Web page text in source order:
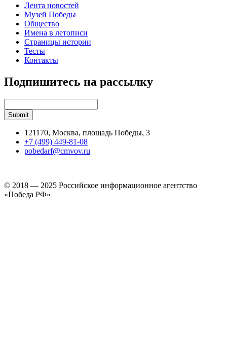
Лента новостей
Музей Победы
Общество
Имена в летописи
Страницы истории
Тесты
Контакты
Подпишитесь на рассылку
121170, Москва, площадь Победы, 3
+7 (499) 449-81-08
pobedarf@cmvov.ru
© 2018 — 2025 Российское информационное агентство
«Победа РФ»